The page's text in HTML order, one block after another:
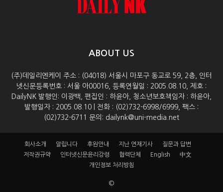
ABOUT US
(주)데일리엔케이 주소 : (04018) 서울시 마포구 동교로 59, 2층, 인터
넷신문등록번호 : 서울 아00016, 등록연월일 : 2005.08.10, 제호 :
DailyNK 발행인: 이광백, 편집인 : 하윤아, 청소년보호책임자 : 하윤아,
발행일자 : 2005.08.10 | 전화 : (02)732-6998/6999, 팩스 :
(02)732-6711 문의: dailynk@uni-media.net
회사소개 알립니다 후원안내 지난 연재기사
질문과 답변
저작권규약
인터넷신문윤리강령 협력단체 English
中文
개인정보 처리방침
©